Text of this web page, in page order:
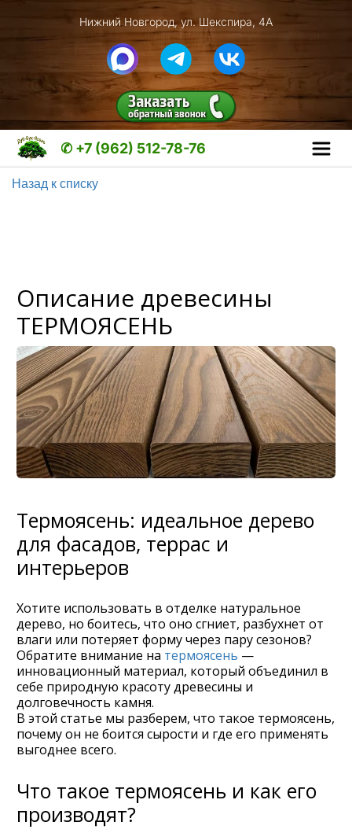
Нижний Новгород, ул. Шекспира, 4А
✆ +7 (962) 512-78-76
Назад к списку
Описание древесины
ТЕРМОЯСЕНЬ
Термоясень: идеальное дерево
для фасадов, террас и
интерьеров
Хотите использовать в отделке натуральное
дерево, но боитесь, что оно сгниет, разбухнет от
влаги или потеряет форму через пару сезонов?
Обратите внимание на термоясень —
инновационный материал, который объединил в
себе природную красоту древесины и
долговечность камня.
В этой статье мы разберем, что такое термоясень,
почему он не боится сырости и где его применять
выгоднее всего.
Что такое термоясень и как его
производят?